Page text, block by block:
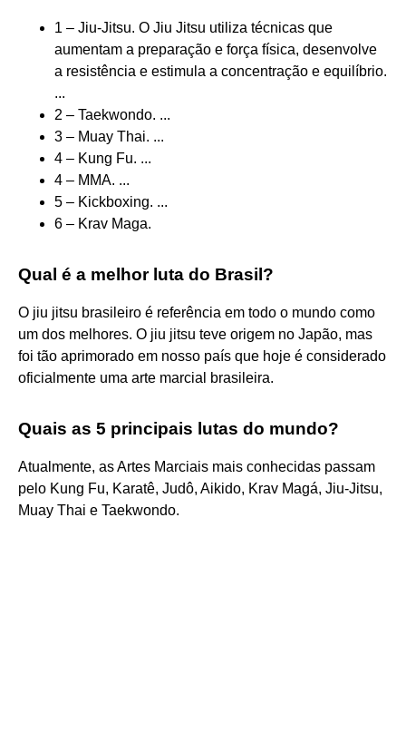
1 – Jiu-Jitsu. O Jiu Jitsu utiliza técnicas que
aumentam a preparação e força física, desenvolve
a resistência e estimula a concentração e equilíbrio.
...
2 – Taekwondo. ...
3 – Muay Thai. ...
4 – Kung Fu. ...
4 – MMA. ...
5 – Kickboxing. ...
6 – Krav Maga.
Qual é a melhor luta do Brasil?
O jiu jitsu brasileiro é referência em todo o mundo como
um dos melhores. O jiu jitsu teve origem no Japão, mas
foi tão aprimorado em nosso país que hoje é considerado
oficialmente uma arte marcial brasileira.
Quais as 5 principais lutas do mundo?
Atualmente, as Artes Marciais mais conhecidas passam
pelo Kung Fu, Karatê, Judô, Aikido, Krav Magá, Jiu-Jitsu,
Muay Thai e Taekwondo.